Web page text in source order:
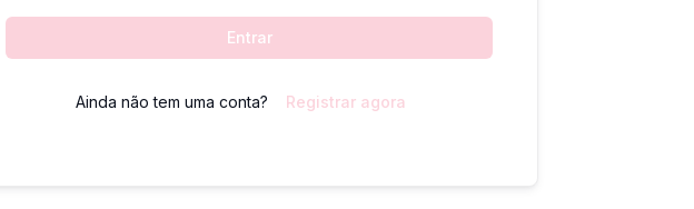
Entrar
Ainda não tem uma conta? Registrar agora